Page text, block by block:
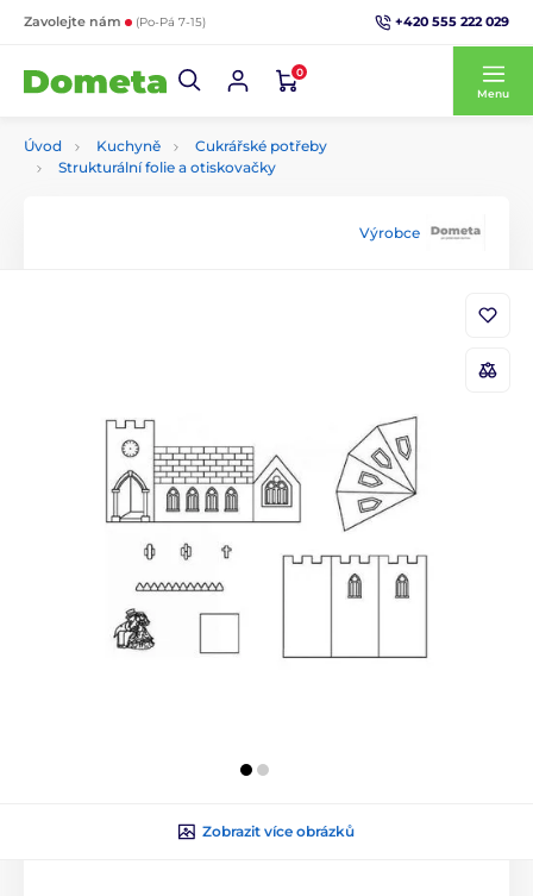
Zavolejte nám (Po-Pá 7-15) +420 555 222 029
0
Menu
Úvod Kuchyně
Cukrářské potřeby
Strukturální folie a otiskovačky
Výrobce
Zobrazit více obrázků